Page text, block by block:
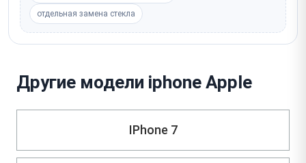
отдельная замена стекла
Другие модели iphone Apple
IPhone 7